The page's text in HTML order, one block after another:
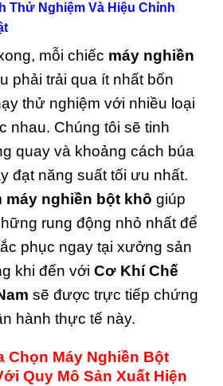
Thử Nghiệm Và Hiệu Chỉnh
mỗi chiếc máy nghiền
phải trải qua ít nhất bốn
thử nghiệm với nhiều loại
nhau. Chúng tôi sẽ tinh
quay và khoảng cách búa
đạt năng suất tối ưu nhất.
máy nghiền bột khô giúp
rung động nhỏ nhất để
phục ngay tại xưởng sản
khi đến với Cơ Khí Chế
sẽ được trực tiếp chứng
hành thực tế này.
Chọn Máy Nghiền Bột
Quy Mô Sản Xuất Hiện